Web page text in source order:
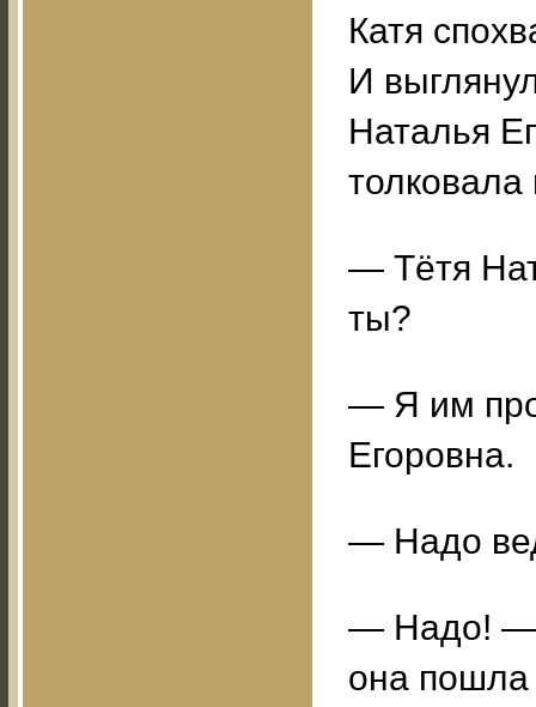
Катя
И
Наталья
— Тётя
ты?
— Я им
Егоровна.
— Надо
— Надо! —
она пошла